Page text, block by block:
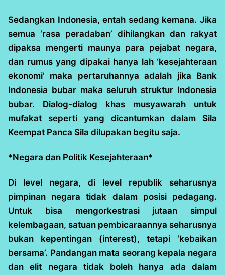
Sedangkan Indonesia, entah sedang kemana. Jika
semua ‘rasa peradaban’ dihilangkan dan rakyat
dipaksa mengerti maunya para pejabat negara,
dan rumus yang dipakai hanya lah ‘kesejahteraan
ekonomi’ maka pertaruhannya adalah jika Bank
Indonesia bubar maka seluruh struktur Indonesia
bubar. Dialog-dialog khas musyawarah untuk
mufakat seperti yang dicantumkan dalam Sila
Keempat Panca Sila dilupakan begitu saja.
*Negara dan Politik Kesejahteraan*
Di level negara, di level republik seharusnya
pimpinan negara tidak dalam posisi pedagang.
Untuk bisa mengorkestrasi jutaan simpul
kelembagaan, satuan pembicaraannya seharusnya
bukan kepentingan (interest), tetapi ‘kebaikan
bersama’. Pandangan mata seorang kepala negara
dan elit negara tidak boleh hanya ada dalam